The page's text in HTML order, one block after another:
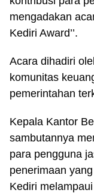
mengadakan
Kediri Award’’.
Acara dihadiri
komunitas
pemerintahan
Kepala Kantor
sambutannya
para pengguna
penerimaan
Kediri